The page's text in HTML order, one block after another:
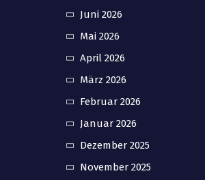
Juni 2026
Mai 2026
April 2026
März 2026
Februar 2026
Januar 2026
Dezember 2025
November 2025